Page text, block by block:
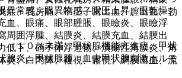
症、乳房痛、不正子宮出血、膣出血、勃
１０％未満）甲状腺機能亢進症、甲状
腺炎、甲状腺腫、血中甲状腺刺激ホルモ
異常感、眼異物感、眼圧上昇、眼乾燥、
血、眼痛、眼部腫脹、眼瞼炎、眼瞼浮
周囲浮腫、結膜炎、結膜充血、結膜出
低下、硝子体浮遊物、潰瘍性角膜炎、角
炎、白内障、複視、霧視、網膜出血、流